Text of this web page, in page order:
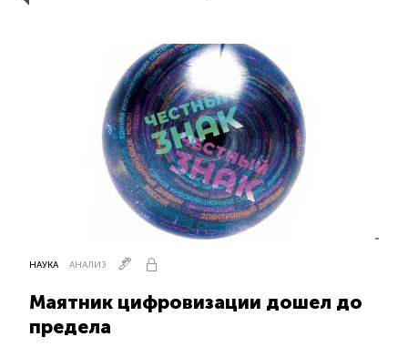
НАУКА АНАЛИЗ
Маятник цифровизации дошел до
предела